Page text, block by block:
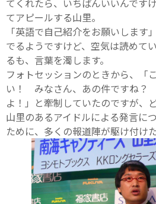
てくれたら、いちばんいいんです
てアピールする山里。
「英語で自己紹介をお願いします
でるようですけど、空気は読めて
るも、言葉を濁します。
フォトセッションのときから、「
い！ みなさん、あの件ですね？
よ！」と牽制していたのですが、
山里のあるアイドルによる発言に
ために、多くの報道陣が駆け付け